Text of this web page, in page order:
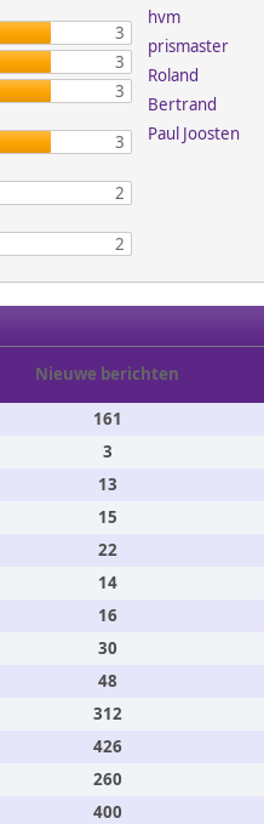
3
3
3
3
2
2
hvm
prismaster
Roland
Bertrand
Paul Joosten
Nieuwe berichten
161
3
13
15
22
14
16
30
48
312
426
260
400